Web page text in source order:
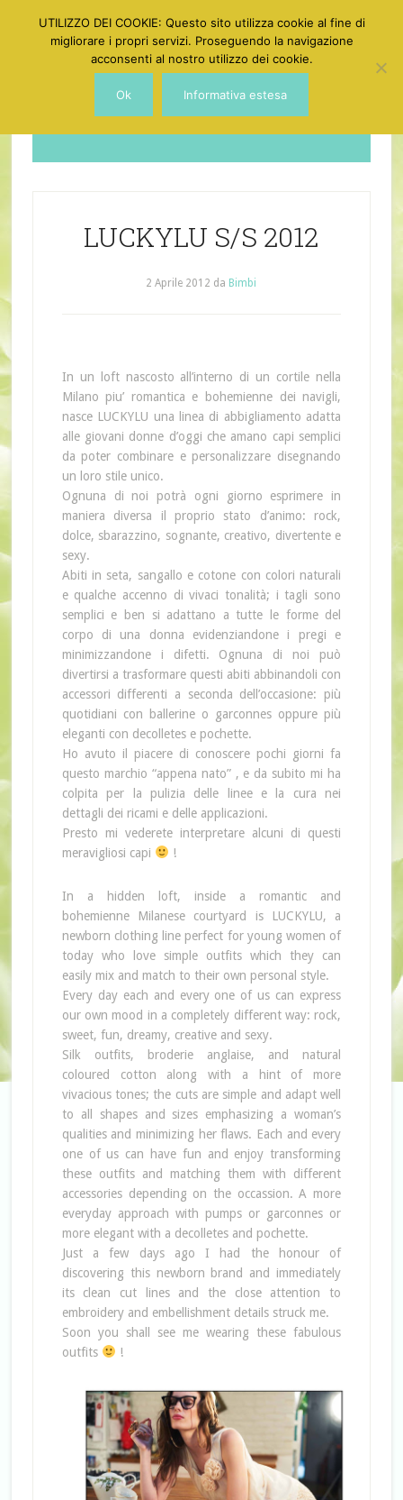
Dotgirl
LUCKYLU S/S 2012
2 Aprile 2012 da Bimbi
In un loft nascosto all’interno di un cortile nella
Milano piu’ romantica e bohemienne dei navigli,
nasce LUCKYLU una linea di abbigliamento adatta
alle giovani donne d’oggi che amano capi semplici
da poter combinare e personalizzare disegnando
un loro stile unico.
Ognuna di noi potrà ogni giorno esprimere in
maniera diversa il proprio stato d’animo: rock,
dolce, sbarazzino, sognante, creativo, divertente e
sexy.
Abiti in seta, sangallo e cotone con colori naturali
e qualche accenno di vivaci tonalità; i tagli sono
semplici e ben si adattano a tutte le forme del
corpo di una donna evidenziandone i pregi e
minimizzandone i difetti. Ognuna di noi può
divertirsi a trasformare questi abiti abbinandoli con
accessori differenti a seconda dell’occasione: più
quotidiani con ballerine o garconnes oppure più
eleganti con decolletes e pochette.
Ho avuto il piacere di conoscere pochi giorni fa
questo marchio “appena nato” , e da subito mi ha
colpita per la pulizia delle linee e la cura nei
dettagli dei ricami e delle applicazioni.
Presto mi vederete interpretare alcuni di questi
meravigliosi capi
!
In a hidden loft, inside a romantic and
bohemienne Milanese courtyard is LUCKYLU, a
newborn clothing line perfect for young women of
today who love simple outfits which they can
easily mix and match to their own personal style.
Every day each and every one of us can express
our own mood in a completely different way: rock,
sweet, fun, dreamy, creative and sexy.
Silk outfits,
broderie anglaise, and natural
coloured cotton along with a hint of more
vivacious tones; the cuts are simple and adapt well
to all shapes and sizes emphasizing a woman’s
qualities and minimizing her flaws. Each and every
one of us can have fun and enjoy transforming
these outfits and matching them with different
accessories depending on the occassion. A more
everyday approach with pumps or garconnes or
more elegant with a decolletes and pochette.
Just a few days ago I had the honour of
discovering this newborn brand and immediately
its clean cut lines and the close attention to
embroidery and embellishment details struck me.
Soon you shall see me wearing these fabulous
outfits
!
UTILIZZO DEI COOKIE: Questo sito utilizza cookie al fine di
migliorare i propri servizi. Proseguendo la navigazione
acconsenti al nostro utilizzo dei cookie.
Ok Informativa estesa